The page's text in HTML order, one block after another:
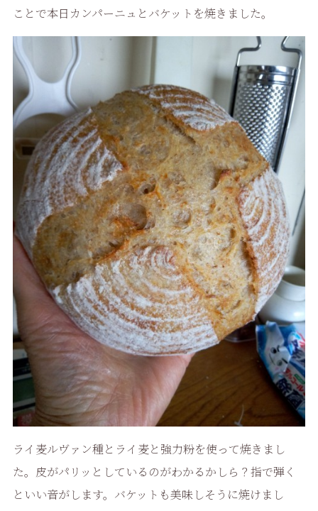
ことで本日カンパーニュとバケットを焼きました。
ライ麦ルヴァン種とライ麦と強力粉を使って焼きまし
た。皮がパリッとしているのがわかるかしら？指で弾く
といい音がします。バケットも美味しそうに焼けまし